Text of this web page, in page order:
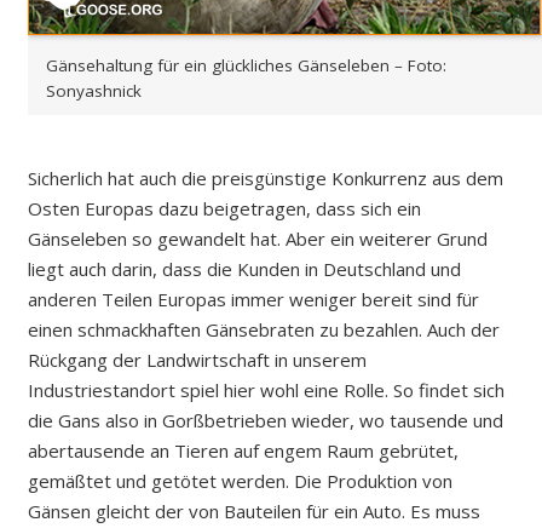
Gänsehaltung für ein glückliches Gänseleben – Foto:
Sonyashnick
Sicherlich hat auch die preisgünstige Konkurrenz aus dem
Osten Europas dazu beigetragen, dass sich ein
Gänseleben so gewandelt hat. Aber ein weiterer Grund
liegt auch darin, dass die Kunden in Deutschland und
anderen Teilen Europas immer weniger bereit sind für
einen schmackhaften Gänsebraten zu bezahlen. Auch der
Rückgang der Landwirtschaft in unserem
Industriestandort spiel hier wohl eine Rolle. So findet sich
die Gans also in Gorßbetrieben wieder, wo tausende und
abertausende an Tieren auf engem Raum gebrütet,
gemäßtet und getötet werden. Die Produktion von
Gänsen gleicht der von Bauteilen für ein Auto. Es muss